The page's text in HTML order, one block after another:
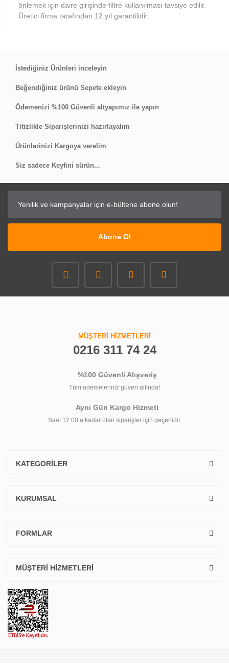
önlemek için daire girişinde filtre kullanılması tavsiye edilir.
Üretici firma tarafından 12 yıl garantilidir.
İstediğiniz Ürünleri inceleyin
Beğendiğiniz ürünü Sepete ekleyin
Ödemenizi %100 Güvenli altyapımız ile yapın
Titizlikle Siparişlerinizi hazırlayalım
Ürünlerinizi Kargoya verelim
Siz sadece Keyfini sürün...
Abone Ol
MÜŞTERİ HİZMETLERİ
0216 311 74 24
%100 Güvenli Alışveriş
Tüm ödemeleriniz güven altında!
Aynı Gün Kargo Hizmeti
Saat 12:00’a kadar olan siparişler için geçerlidir.
KATEGORİLER
KURUMSAL
FORMLAR
MÜŞTERİ HİZMETLERİ